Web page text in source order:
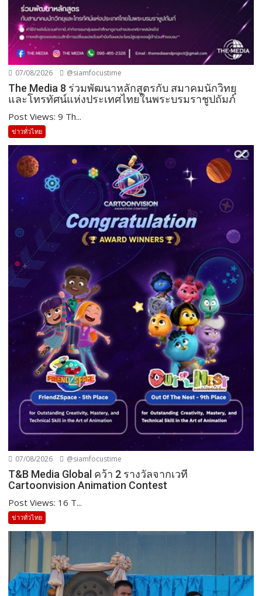
07/08/2026 @siamfocustime
The Media 8 ร่วมพัฒนาหลักสูตรกับ สมาคมนักวิทยุ
และโทรทัศน์แห่งประเทศไทยในพระบรมราชูปถัมภ์
Post Views: 9 Th...
ข่าวทั่วไทย
07/08/2026 @siamfocustime
T&B Media Global คว้า 2 รางวัลจากเวที
Cartoonvision Animation Contest
Post Views: 16 T...
ข่าวทั่วไทย